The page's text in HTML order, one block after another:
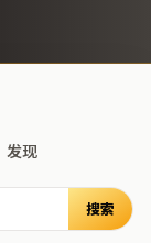
发现
搜索